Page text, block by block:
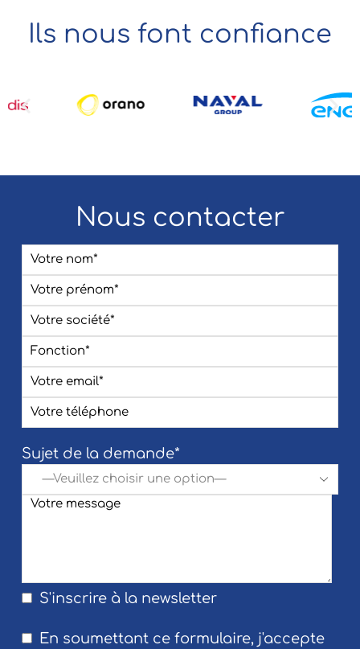
Ils nous font confiance
Nous contacter
Sujet de la demande*
S'inscrire à la newsletter
En soumettant ce formulaire, j'accepte